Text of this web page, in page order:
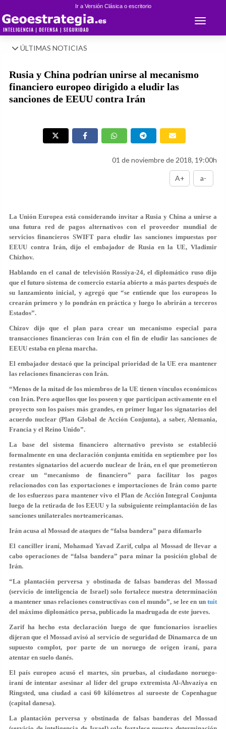
Ir a Versión Clásica o escritorio
Toggle
ÚLTIMAS NOTICIAS
Rusia y China podrían unirse al mecanismo
financiero europeo dirigido a eludir las
sanciones de EEUU contra Irán
01 de noviembre de 2018, 19:00h
A+ a-
La Unión Europea está considerando invitar a Rusia y China a unirse a
una futura red de pagos alternativos con el proveedor mundial de
servicios financieros SWIFT para eludir las sanciones impuestas por
EEUU contra Irán, dijo el embajador de Rusia en la UE, Vladimir
Chizhov.
Hablando en el canal de televisión Rossiya-24, el diplomático ruso dijo
que el futuro sistema de comercio estaría abierto a más partes después de
su lanzamiento inicial, y agregó que “se entiende que los europeos lo
crearán primero y lo pondrán en práctica y luego lo abrirán a terceros
Estados”.
Chizov dijo que el plan para crear un mecanismo especial para
transacciones financieras con Irán con el fin de eludir las sanciones de
EEUU estaba en plena marcha.
El embajador destacó que la principal prioridad de la UE era mantener
las relaciones financieras con Irán.
“Menos de la mitad de los miembros de la UE tienen vínculos económicos
con Irán. Pero aquellos que los poseen y que participan activamente en el
proyecto son los países más grandes, en primer lugar los signatarios del
acuerdo nuclear (Plan Global de Acción Conjunta), a saber, Alemania,
Francia y el Reino Unido”.
La base del sistema financiero alternativo previsto se estableció
formalmente en una declaración conjunta emitida en septiembre por los
restantes signatarios del acuerdo nuclear de Irán, en el que prometieron
crear un “mecanismo de financiero” para facilitar los pagos
relacionados con las exportaciones e importaciones de Irán como parte
de los esfuerzos para mantener vivo el Plan de Acción Integral Conjunta
luego de la retirada de los EEUU y la subsiguiente reimplantación de las
sanciones unilaterales norteamericanas.
Irán acusa al Mossad de ataques de “falsa bandera” para difamarlo
El canciller iraní, Mohamad Yavad Zarif, culpa al Mossad de llevar a
cabo operaciones de “falsa bandera” para minar la posición global de
Irán.
“La plantación perversa y obstinada de falsas banderas del Mossad
(servicio de inteligencia de Israel) solo fortalece nuestra determinación
a mantener unas relaciones constructivas con el mundo”, se lee en un tuit
del máximo diplomático persa, publicado la madrugada de este jueves.
Zarif ha hecho esta declaración luego de que funcionarios israelíes
dijeran que el Mossad avisó al servicio de seguridad de Dinamarca de un
supuesto complot, por parte de un noruego de origen iraní, para
atentar en suelo danés.
El país europeo acusó el martes, sin pruebas, al ciudadano noruego-
iraní de intentar asesinar al líder del grupo extremista Al-Ahvaziya en
Ringsted, una ciudad a casi 60 kilómetros al suroeste de Copenhague
(capital danesa).
La plantación perversa y obstinada de falsas banderas del Mossad